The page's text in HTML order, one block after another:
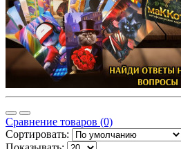
Сравнение товаров (0)
Сортировать: